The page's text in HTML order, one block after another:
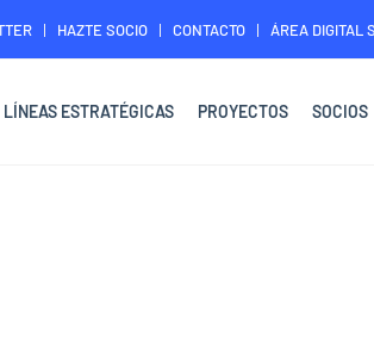
HAZTE SOCIO CONTACTO ÁREA DIGITAL
LÍNEAS ESTRATÉGICAS PROYECTOS SOCIOS